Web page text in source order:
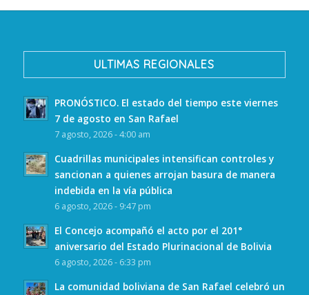
ULTIMAS REGIONALES
PRONÓSTICO. El estado del tiempo este viernes
7 de agosto en San Rafael
7 agosto, 2026 - 4:00 am
Cuadrillas municipales intensifican controles y
sancionan a quienes arrojan basura de manera
indebida en la vía pública
6 agosto, 2026 - 9:47 pm
El Concejo acompañó el acto por el 201°
aniversario del Estado Plurinacional de Bolivia
6 agosto, 2026 - 6:33 pm
La comunidad boliviana de San Rafael celebró un